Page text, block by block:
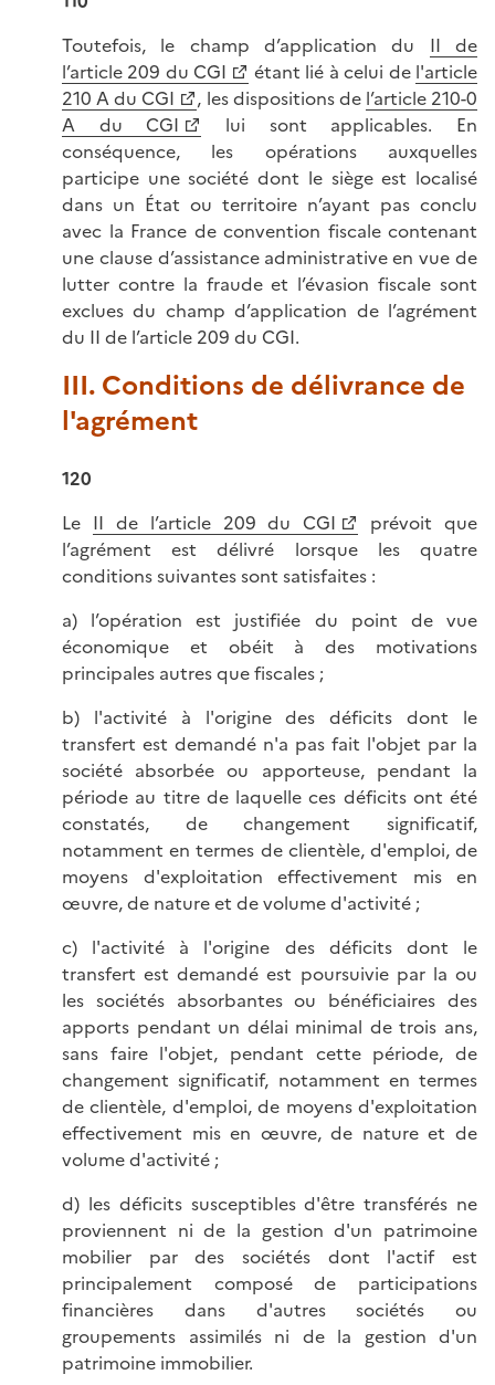
Toutefois, le champ d’application du II de
l’article 209 du CGI
étant lié à celui de l'article
210 A du CGI
, les dispositions de l’article 210-0
A du CGI
lui sont applicables. En
conséquence, les opérations auxquelles
participe une société dont le siège est localisé
dans un État ou territoire n’ayant pas conclu
avec la France de convention fiscale contenant
une clause d’assistance administrative en vue de
lutter contre la fraude et l’évasion fiscale sont
exclues du champ d’application de l’agrément
du II de l’article 209 du CGI.
III. Conditions de délivrance de
l'agrément
120
Le II de l’article 209 du CGI
prévoit que
l’agrément est délivré lorsque les quatre
conditions suivantes sont satisfaites :
a) l’opération est justifiée du point de vue
économique et obéit à des motivations
principales autres que fiscales ;
b) l'activité à l'origine des déficits dont le
transfert est demandé n'a pas fait l'objet par la
société absorbée ou apporteuse, pendant la
période au titre de laquelle ces déficits ont été
constatés, de changement significatif,
notamment en termes de clientèle, d'emploi, de
moyens d'exploitation effectivement mis en
œuvre, de nature et de volume d'activité ;
c) l'activité à l'origine des déficits dont le
transfert est demandé est poursuivie par la ou
les sociétés absorbantes ou bénéficiaires des
apports pendant un délai minimal de trois ans,
sans faire l'objet, pendant cette période, de
changement significatif, notamment en termes
de clientèle, d'emploi, de moyens d'exploitation
effectivement mis en œuvre, de nature et de
volume d'activité ;
d) les déficits susceptibles d'être transférés ne
proviennent ni de la gestion d'un patrimoine
mobilier par des sociétés dont l'actif est
principalement composé de participations
financières dans d'autres sociétés ou
groupements assimilés ni de la gestion d'un
patrimoine immobilier.